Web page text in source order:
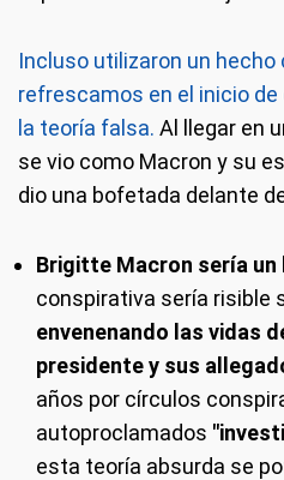
Incluso utilizaron un hecho
refrescamos en el inicio
la teoría falsa. Al llegar en
se vio como Macron y su
dio una bofetada delante
Brigitte Macron sería un
conspirativa sería risible
envenenando las vidas
presidente y sus
años por círculos
autoproclamados
esta teoría absurda se